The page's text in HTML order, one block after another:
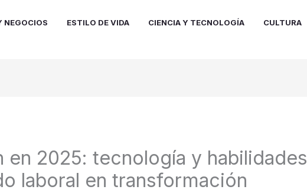
NEGOCIOS ESTILO DE VIDA CIENCIA Y TECNOLOGÍA CULTURA
en 2025: tecnología y habilidades
laboral en transformación